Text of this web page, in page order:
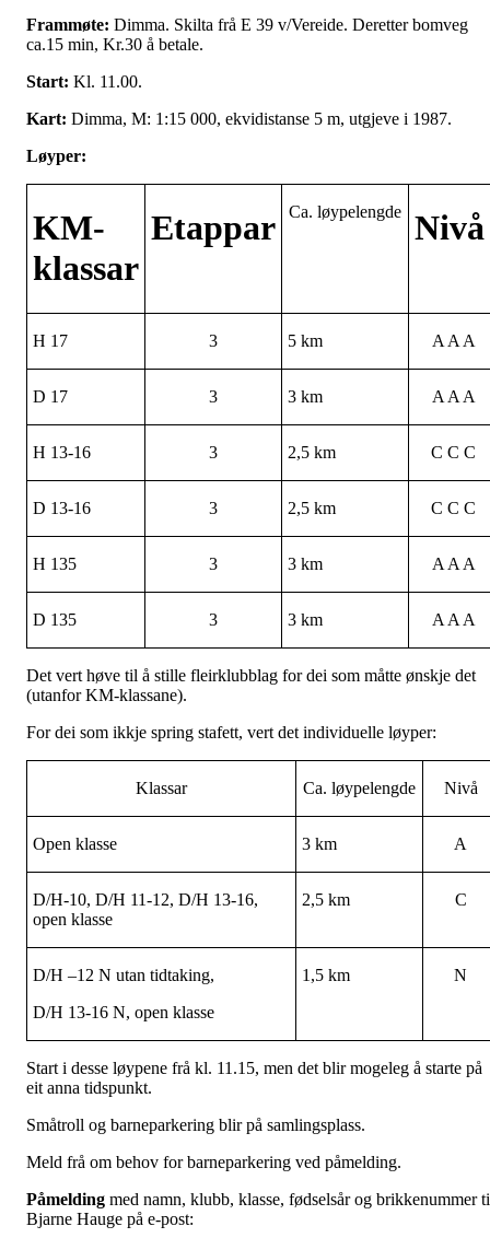
Frammøte: Dimma. Skilta frå E 39 v/Vereide. Deretter bomveg
ca.15 min, Kr.30 å betale.
Start: Kl. 11.00.
Kart: Dimma, M: 1:15 000, ekvidistanse 5 m, utgjeve i 1987.
Løyper:
KM-
klassar
Etappar Ca. løypelengde Nivå
H 17 3 5 km A A A
D 17 3 3 km A A A
H 13-16 3 2,5 km C C C
D 13-16 3 2,5 km C C C
H 135 3 3 km A A A
D 135 3 3 km A A A
Det vert høve til å stille fleirklubblag for dei som måtte ønskje det
(utanfor KM-klassane).
For dei som ikkje spring stafett, vert det individuelle løyper:
Klassar Ca. løypelengde Nivå
Open klasse 3 km A
D/H-10, D/H 11-12, D/H 13-16,
open klasse
2,5 km C
D/H –12 N utan tidtaking,
D/H 13-16 N, open klasse
1,5 km N
Start i desse løypene frå kl. 11.15, men det blir mogeleg å starte på
eit anna tidspunkt.
Småtroll og barneparkering blir på samlingsplass.
Meld frå om behov for barneparkering ved påmelding.
Påmelding med namn, klubb, klasse, fødselsår og brikkenummer
Bjarne Hauge på e-post: